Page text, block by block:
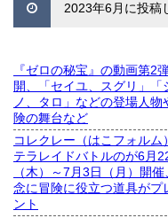
2023年6月に投稿
『ゼロの秘宝』の動画第2
開、「セイユ、スグリ」「
ノ、タロ」などの登場人物
険の舞台など
コレクレー（はこフォルム
テラレイドバトルのが6月
（木）～7月3日（月）開催
念に冒険に役立つ道具がプ
ント